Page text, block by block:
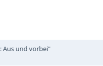
Aus und vorbei"